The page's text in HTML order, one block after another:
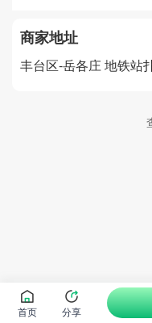
商家地址
丰台区-岳各庄地铁站
首页 分享